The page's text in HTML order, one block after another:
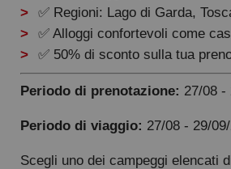
✅ Regioni: Lago di Garda,
✅ Alloggi confortevoli come
✅ 50% di sconto sulla tua
Periodo di prenotazione: 27/08 -
Periodo di viaggio: 27/08 - 29/
Scegli uno dei campeggi elencati